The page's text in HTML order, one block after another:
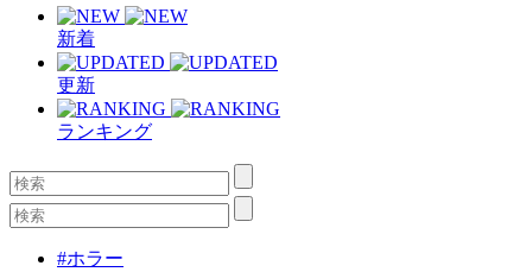
新着
更新
ランキング
#ホラー